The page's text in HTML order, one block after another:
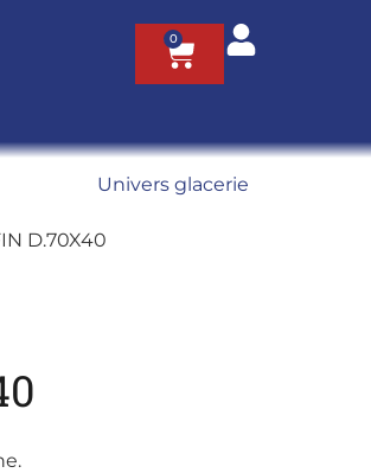
0
Univers glacerie
D.70X40